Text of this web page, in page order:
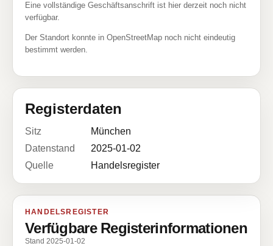
Eine vollständige Geschäftsanschrift ist hier derzeit noch nicht
verfügbar.
Der Standort konnte in OpenStreetMap noch nicht eindeutig
bestimmt werden.
Registerdaten
Sitz
München
Datenstand
2025-01-02
Quelle
Handelsregister
HANDELSREGISTER
Verfügbare Registerinformationen
Stand 2025-01-02